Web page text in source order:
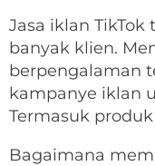
Jasa iklan
banyak klien.
berpengalaman
kampanye iklan
Termasuk
Bagaimana